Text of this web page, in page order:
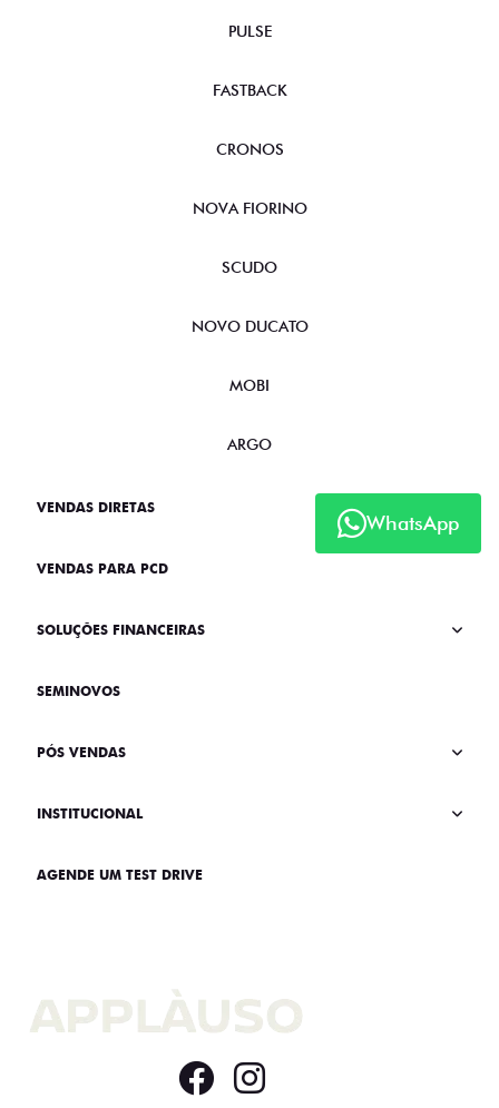
WhatsApp
PULSE
FASTBACK
CRONOS
NOVA FIORINO
SCUDO
NOVO DUCATO
MOBI
ARGO
VENDAS DIRETAS
VENDAS PARA PCD
SOLUÇÕES FINANCEIRAS
SEMINOVOS
PÓS VENDAS
INSTITUCIONAL
AGENDE UM TEST DRIVE